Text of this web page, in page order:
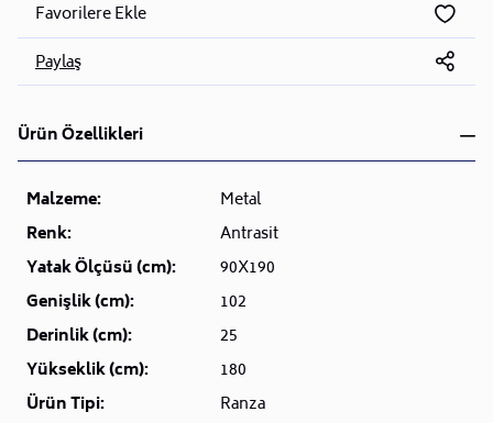
Favorilere Ekle
Paylaş
Ürün Özellikleri
Malzeme:
Metal
Renk:
Antrasit
Yatak Ölçüsü (cm):
90X190
Genişlik (cm):
102
Derinlik (cm):
25
Yükseklik (cm):
180
Ürün Tipi:
Ranza